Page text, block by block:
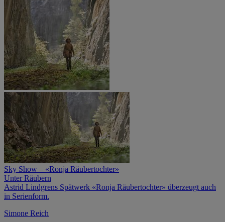
Sky Show – «Ronja Räubertochter»
Unter Räubern
Astrid Lindgrens Spätwerk «Ronja Räubertochter» überzeugt auch
in Serienform.
Simone Reich